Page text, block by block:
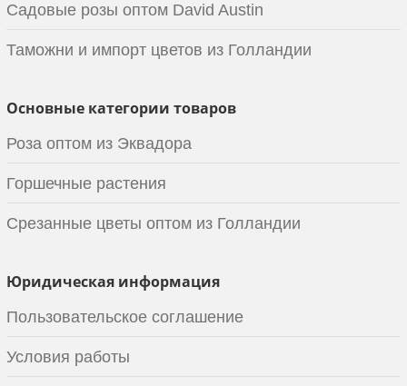
Садовые розы оптом David Austin
Таможни и импорт цветов из Голландии
Основные категории товаров
Роза оптом из Эквадора
Горшечные растения
Срезанные цветы оптом из Голландии
Юридическая информация
Пользовательское соглашение
Условия работы